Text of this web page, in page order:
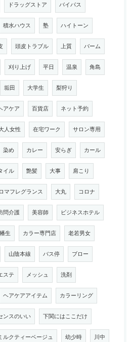
ドラッグストア バイパス
積水ハウス 塾 ハイトーン
頭皮トラブル 上質 バーム
刈り上げ 平日 温泉 角島
垢田 大学生 梨狩り
アケア 百貨店 ネット予約
人女性 在宅ワーク サロン専用
染め カレー 安らぎ カール
イル 艶髪 大事 肩こり
マフレグランス 大丸 コロナ
問介護 美容師 ビジネスホテル
幡生 カラー専門店 老若男女
山陰本線 バス停 ブロー
ステ メッシュ 洗剤
ヘアケアアイテム カラーリング
ンスのいい 下関にはここだけ
ルクティーベージュ 幼少時 川中